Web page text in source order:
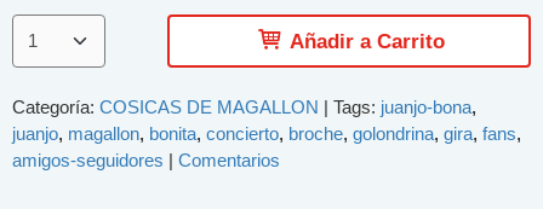
Añadir a Carrito
Categoría: COSICAS DE MAGALLON | Tags: juanjo-bona
juanjo magallon bonita concierto broche golondrina gira fans
amigos-seguidores | Comentarios